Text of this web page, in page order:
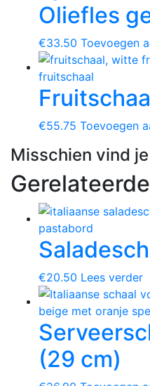
Oliefles
€33.50 Toevoegen
€55.75 Toevoegen
Misschien vind
€20.50 Lees verder
(29 cm)